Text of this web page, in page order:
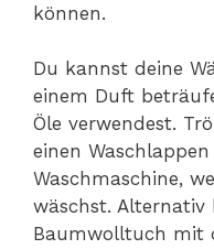
können.
Du kannst deine
einem Duft
Öle verwendest.
einen
Waschmaschine,
wäschst.
Baumwolltuch mit